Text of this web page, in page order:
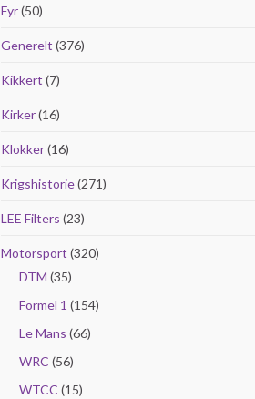
Fyr(50)
Generelt (376)
Kikkert (7)
Kirker(16)
Klokker(16)
Krigshistorie(271)
LEE Filters (23)
Motorsport (320)
DTM (35)
Formel 1 (154)
Le Mans (66)
WRC (56)
WTCC (15)